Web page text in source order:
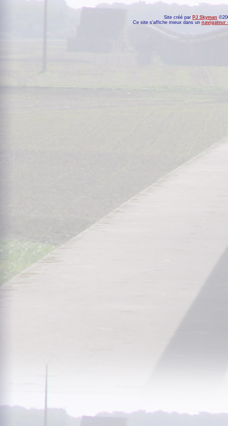
Site créé par PJ Skyman
Ce site s'affiche mieux dans un navigateur